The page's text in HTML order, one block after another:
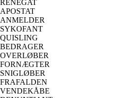
RENEGAT
APOSTAT
ANMELDER
SYKOFANT
QUISLING
BEDRAGER
OVERLØBER
FORNÆGTER
SNIGLØBER
FRAFALDEN
VENDEKÅBE